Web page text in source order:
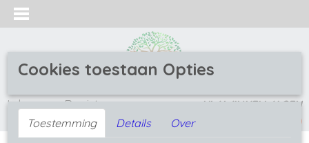
Inloggen Registreren UW WINKELWAGEN
(0)
Cookies toestaan Opties
Toestemming Details Over